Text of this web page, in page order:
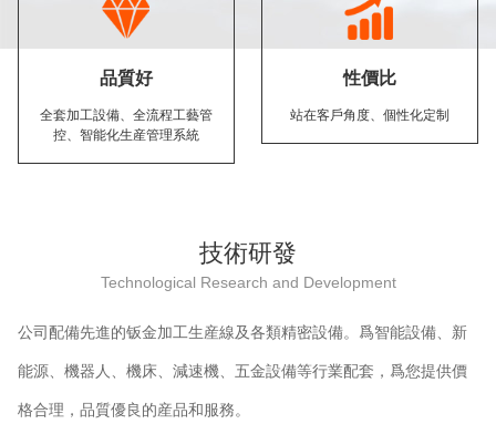
品質好
全套加工設備、全流程工藝管
控、智能化生産管理系統
性價比
站在客戶角度、個性化定制
技術研發
Technological Research and Development
公司配備先進的钣金加工生産線及各類精密設備。爲智能設備、新
能源、機器人、機床、減速機、五金設備等行業配套，爲您提供價
格合理，品質優良的産品和服務。